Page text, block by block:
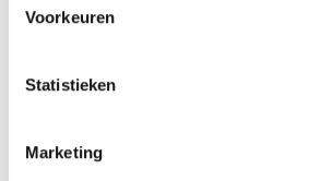
Voorkeuren
Statistieken
Marketing
Indoor speeltuin